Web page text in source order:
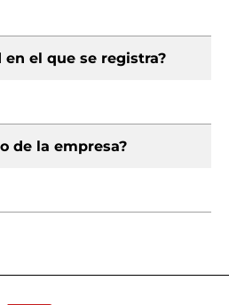
en el que se registra?
de la empresa?